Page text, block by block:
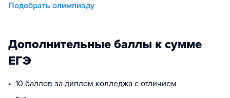
Подобрать олимпиаду
Дополнительные баллы к сумме
ЕГЭ
10 баллов за диплом колледжа с отличием